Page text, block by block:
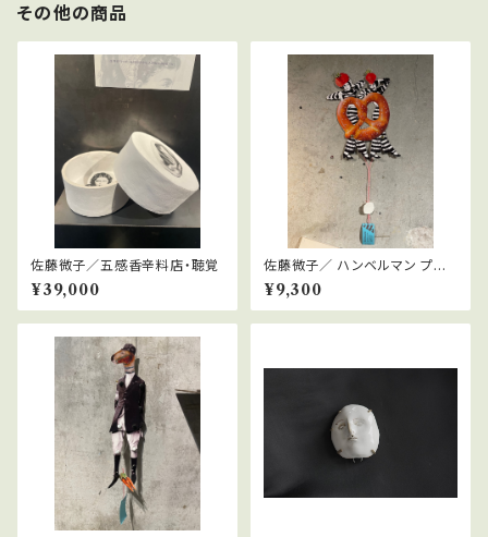
その他の商品
佐藤微子／五感香辛料店・聴覚
¥39,000
佐藤微子／ ハンベルマン プレッ
チェル
¥9,300